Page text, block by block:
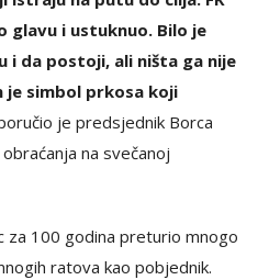
glavu i ustuknuo. Bilo je
i da postoji, ali ništa ga nije
je simbol prkosa koji
je predsjednik Borca
na svečanoj
za 100 godina preturio mnogo
ratova kao pobjednik.